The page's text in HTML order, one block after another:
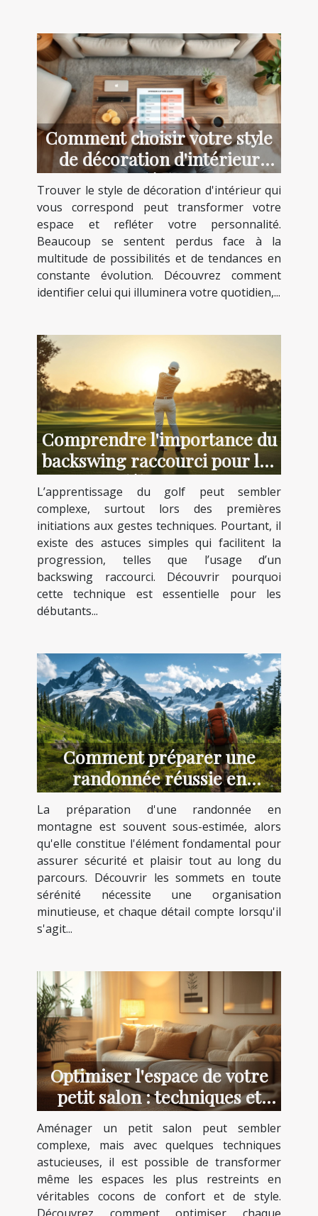
Comment choisir votre style
de décoration d'intérieur
idéal ?
Trouver le style de décoration d'intérieur qui
vous correspond peut transformer votre
espace et refléter votre personnalité.
Beaucoup se sentent perdus face à la
multitude de possibilités et de tendances en
constante évolution. Découvrez comment
identifier celui qui illuminera votre quotidien,...
Comprendre l'importance du
backswing raccourci pour les
débutants
L’apprentissage du golf peut sembler
complexe, surtout lors des premières
initiations aux gestes techniques. Pourtant, il
existe des astuces simples qui facilitent la
progression, telles que l’usage d’un
backswing raccourci. Découvrir pourquoi
cette technique est essentielle pour les
débutants...
Comment préparer une
randonnée réussie en
montagne ?
La préparation d'une randonnée en
montagne est souvent sous-estimée, alors
qu'elle constitue l'élément fondamental pour
assurer sécurité et plaisir tout au long du
parcours. Découvrir les sommets en toute
sérénité nécessite une organisation
minutieuse, et chaque détail compte lorsqu'il
s'agit...
Optimiser l'espace de votre
petit salon : techniques et
astuces
Aménager un petit salon peut sembler
complexe, mais avec quelques techniques
astucieuses, il est possible de transformer
même les espaces les plus restreints en
véritables cocons de confort et de style.